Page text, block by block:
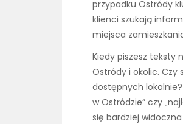
przypadku Ostródy
klienci szukają
miejsca
Kiedy piszesz teksty
Ostródy i okolic. Czy
dostępnych
w Ostródzie” czy
się bardziej